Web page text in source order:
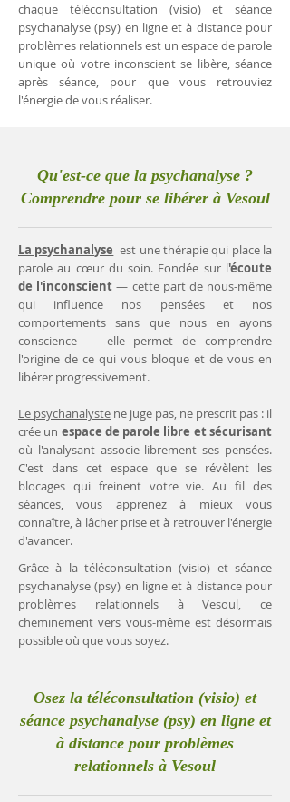
chaque téléconsultation (visio) et séance
psychanalyse (psy) en ligne et à distance pour
problèmes relationnels est un espace de parole
unique où votre inconscient se libère, séance
après séance, pour que vous retrouviez
l'énergie de vous réaliser.
Qu'est-ce que la psychanalyse ?
Comprendre pour se libérer à Vesoul
La psychanalyse est une thérapie qui place la
parole au cœur du soin. Fondée sur l'écoute
de l'inconscient— cette part de nous-même
qui influence nos pensées et nos
comportements sans que nous en ayons
conscience — elle permet de comprendre
l'origine de ce qui vous bloque et de vous en
libérer progressivement.
Le psychanalyste ne juge pas, ne prescrit pas : il
crée un espace de parole libre et sécurisant
où l'analysant associe librement ses pensées.
C'est dans cet espace que se révèlent les
blocages qui freinent votre vie. Au fil des
séances, vous apprenez à mieux vous
connaître, à lâcher prise et à retrouver l'énergie
d'avancer.
Grâce à la téléconsultation (visio) et séance
psychanalyse (psy) en ligne et à distance pour
problèmes relationnels à Vesoul, ce
cheminement vers vous-même est désormais
possible où que vous soyez.
Osez la téléconsultation (visio) et
séance psychanalyse (psy) en ligne et
à distance pour problèmes
relationnels à Vesoul